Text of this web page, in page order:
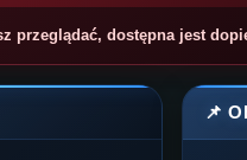
przeglądać, dostępna jest
📌